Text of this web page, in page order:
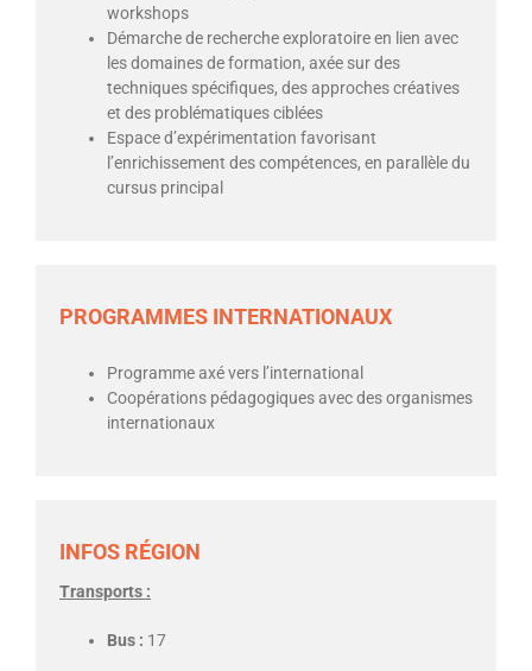
workshops
Démarche de recherche exploratoire en lien avec
les domaines de formation, axée sur des
techniques spécifiques, des approches créatives
et des problématiques ciblées
Espace d’expérimentation favorisant
l’enrichissement des compétences, en parallèle du
cursus principal
PROGRAMMES INTERNATIONAUX
Programme axé vers l’international
Coopérations pédagogiques avec des organismes
internationaux
INFOS RÉGION
Transports :
Bus : 17